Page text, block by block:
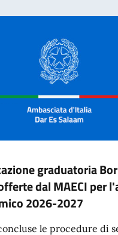
graduatoria
dal MAECI per
2026-2027
le procedure di